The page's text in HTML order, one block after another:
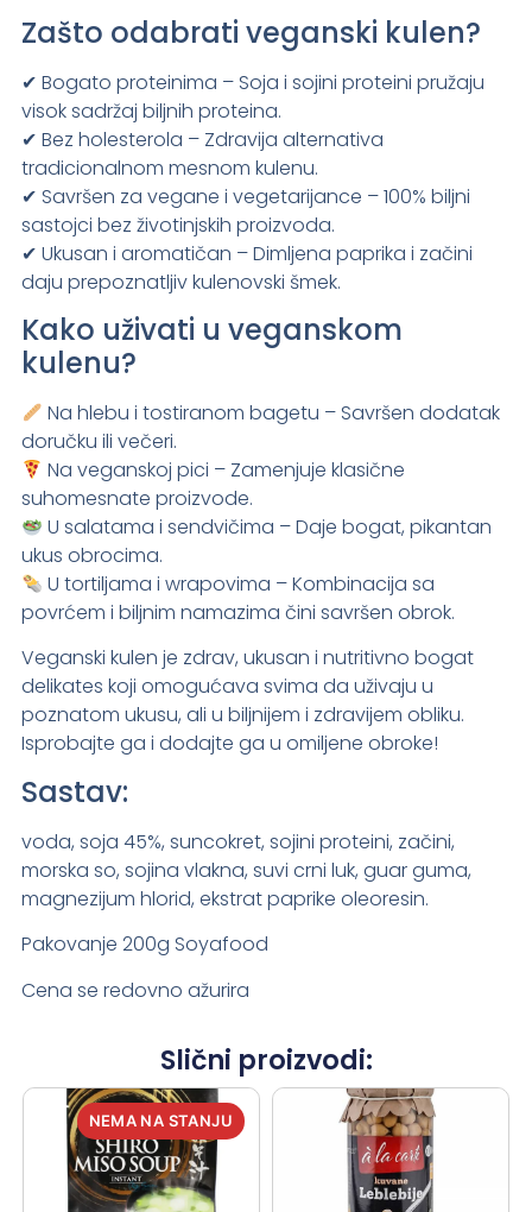
Zašto odabrati veganski kulen?
✔ Bogato proteinima – Soja i sojini proteini pružaju
visok sadržaj biljnih proteina.
✔ Bez holesterola – Zdravija alternativa
tradicionalnom mesnom kulenu.
✔ Savršen za vegane i vegetarijance – 100% biljni
sastojci bez životinjskih proizvoda.
✔ Ukusan i aromatičan – Dimljena paprika i začini
daju prepoznatljiv kulenovski šmek.
Kako uživati u veganskom
kulenu?
Na hlebu i tostiranom bagetu – Savršen dodatak
doručku ili večeri.
Na veganskoj pici – Zamenjuje klasične
suhomesnate proizvode.
U salatama i sendvičima – Daje bogat, pikantan
ukus obrocima.
U tortiljama i wrapovima – Kombinacija sa
povrćem i biljnim namazima čini savršen obrok.
Veganski kulen je zdrav, ukusan i nutritivno bogat
delikates koji omogućava svima da uživaju u
poznatom ukusu, ali u biljnijem i zdravijem obliku.
Isprobajte ga i dodajte ga u omiljene obroke!
Sastav:
voda, soja 45%, suncokret, sojini proteini, začini,
morska so, sojina vlakna, suvi crni luk, guar guma,
magnezijum hlorid, ekstrat paprike oleoresin.
Pakovanje 200g Soyafood
Cena se redovno ažurira
Slični proizvodi: